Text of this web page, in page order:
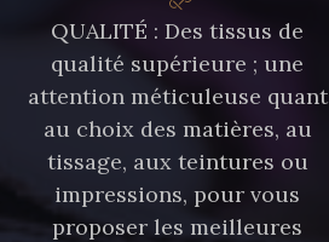
QUALITÉ : Des tissus de
qualité supérieure ; une
attention méticuleuse quant
au choix des matières, au
tissage, aux teintures ou
impressions, pour vous
proposer les meilleures